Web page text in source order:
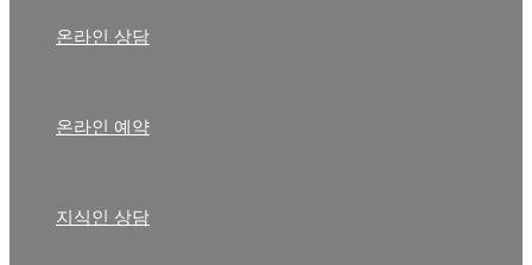
온라인 상담
온라인 예약
지식인 상담